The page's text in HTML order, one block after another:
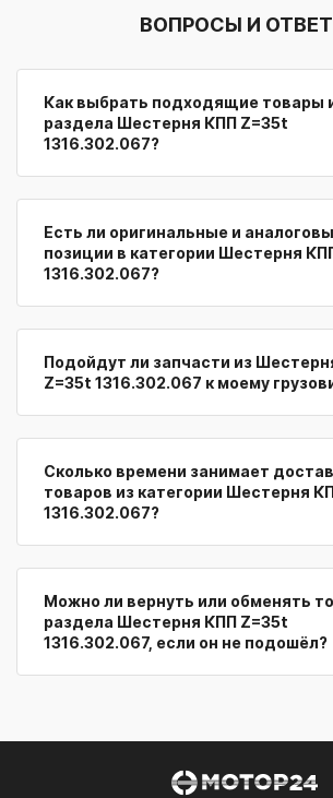
ВОПРОСЫ И
Как выбрать подходящие товары
раздела Шестерня КПП Z=35t
1316.302.067?
Есть ли оригинальные и
позиции в категории Шестерня
1316.302.067?
Подойдут ли запчасти из
Z=35t 1316.302.067 к моему
Сколько времени занимает
товаров из категории Шестерня
1316.302.067?
Можно ли вернуть или обменять
раздела Шестерня КПП Z=35t
1316.302.067, если он не подошёл?